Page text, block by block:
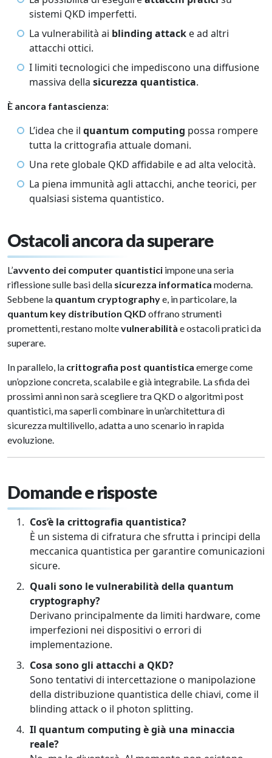
sistemi QKD imperfetti.
La vulnerabilità ai blinding attack e ad altri
attacchi ottici.
I limiti tecnologici che impediscono una diffusione
massiva della sicurezza quantistica.
È ancora fantascienza:
L’idea che il quantum computing possa rompere
tutta la crittografia attuale domani.
Una rete globale QKD affidabile e ad alta velocità.
La piena immunità agli attacchi, anche teorici, per
qualsiasi sistema quantistico.
Ostacoli ancora da superare
L’avvento dei computer quantistici impone una seria
riflessione sulle basi della sicurezza informatica moderna.
Sebbene la quantum cryptographye, in particolare, la
quantum key distribution QKD offrano strumenti
promettenti, restano moltevulnerabilità e ostacoli pratici da
superare.
In parallelo, la crittografia post quantistica emerge come
un’opzione concreta, scalabile e già integrabile. La sfida dei
prossimi anni non sarà scegliere tra QKD o algoritmi post
quantistici, ma saperli combinare in un’architettura di
sicurezza multilivello, adatta a uno scenario in rapida
evoluzione.
Domande e risposte
Cos’è la crittografia quantistica?
È un sistema di cifratura che sfrutta i principi della
meccanica quantistica per garantire comunicazioni
sicure.
Quali sono le vulnerabilità della quantum
cryptography?
Derivano principalmente da limiti hardware, come
imperfezioni nei dispositivi o errori di
implementazione.
Cosa sono gli attacchi a QKD?
Sono tentativi di intercettazione o manipolazione
della distribuzione quantistica delle chiavi, come il
blinding attack o il photon splitting.
Il quantum computing è già una minaccia
reale?